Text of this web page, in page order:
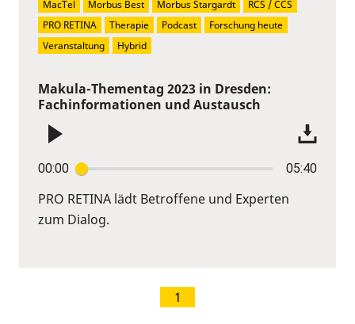
Makula-Thementag 2023 in Dresden:
Fachinformationen und Austausch
00:00 05:40
PRO RETINA lädt Betroffene und Experten
zum Dialog.
MacTel
Morbus Best Morbus Stargardt
RCS / CCS
PRO RETINA
Therapie Podcast
Forschung heute
Veranstaltung
Hybrid
1